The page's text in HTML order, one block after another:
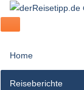
Home
Reiseberichte